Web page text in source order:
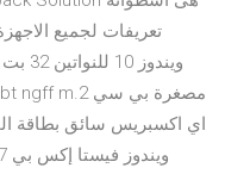
تعريفات لجميع